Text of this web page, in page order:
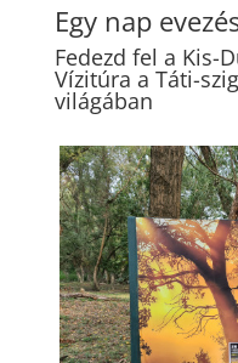
Egy nap
Fedezd fel a Kis-
Vízitúra a Táti-
világában